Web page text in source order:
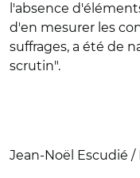
l'absence
d'en mesurer les
suffrages, a été de
scrutin".
Jean-Noël Escudié /